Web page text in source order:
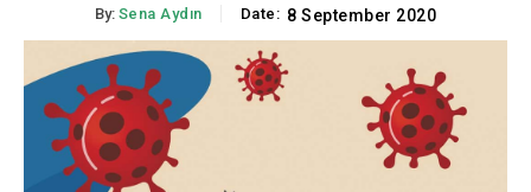
By: Sena Aydın Date: 8 September 2020